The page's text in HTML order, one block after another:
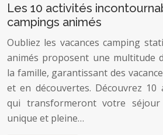
Les 10 activités
campings animés
Oubliez les vacances camping
animés proposent une multitude
la famille, garantissant des
et en découvertes. Découvrez 10
qui transformeront votre
unique et pleine…